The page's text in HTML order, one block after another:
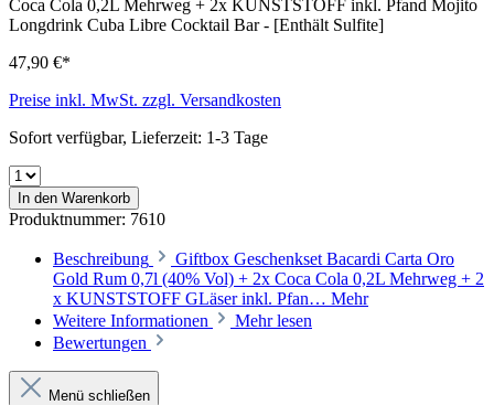
47,90 €*
Preise inkl. MwSt. zzgl. Versandkosten
Sofort verfügbar, Lieferzeit: 1-3 Tage
In den Warenkorb
Produktnummer: 7610
Beschreibung
Giftbox Geschenkset Bacardi Carta Oro
Gold Rum 0,7l (40% Vol) + 2x Coca Cola 0,2L Mehrweg + 2
x KUNSTSTOFF GLäser inkl. Pfan… Mehr
Weitere Informationen
Mehr lesen
Bewertungen
Menü schließen